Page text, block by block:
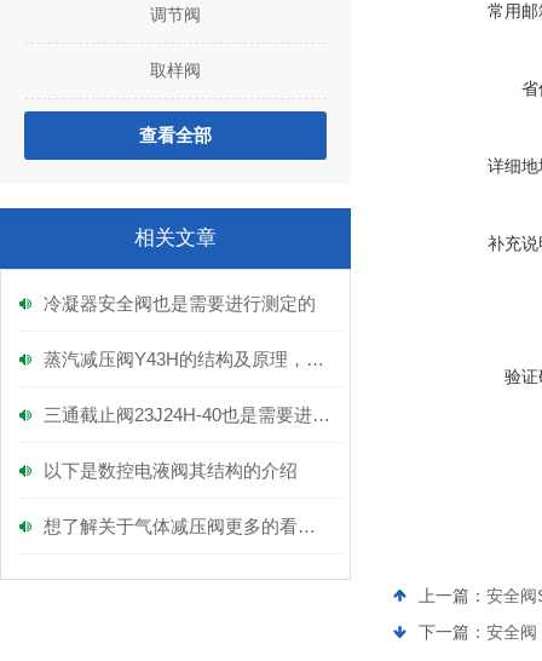
调节阀
取样阀
查看全部
相关文章
冷凝器安全阀也是需要进行测定的
蒸汽减压阀Y43H的结构及原理，富功来谈！
三通截止阀23J24H-40也是需要进行定期保养的
以下是数控电液阀其结构的介绍
想了解关于气体减压阀更多的看这里
常用邮
省
详细地
补充说
验证
上一篇： 安全阀
下一篇： 安全阀